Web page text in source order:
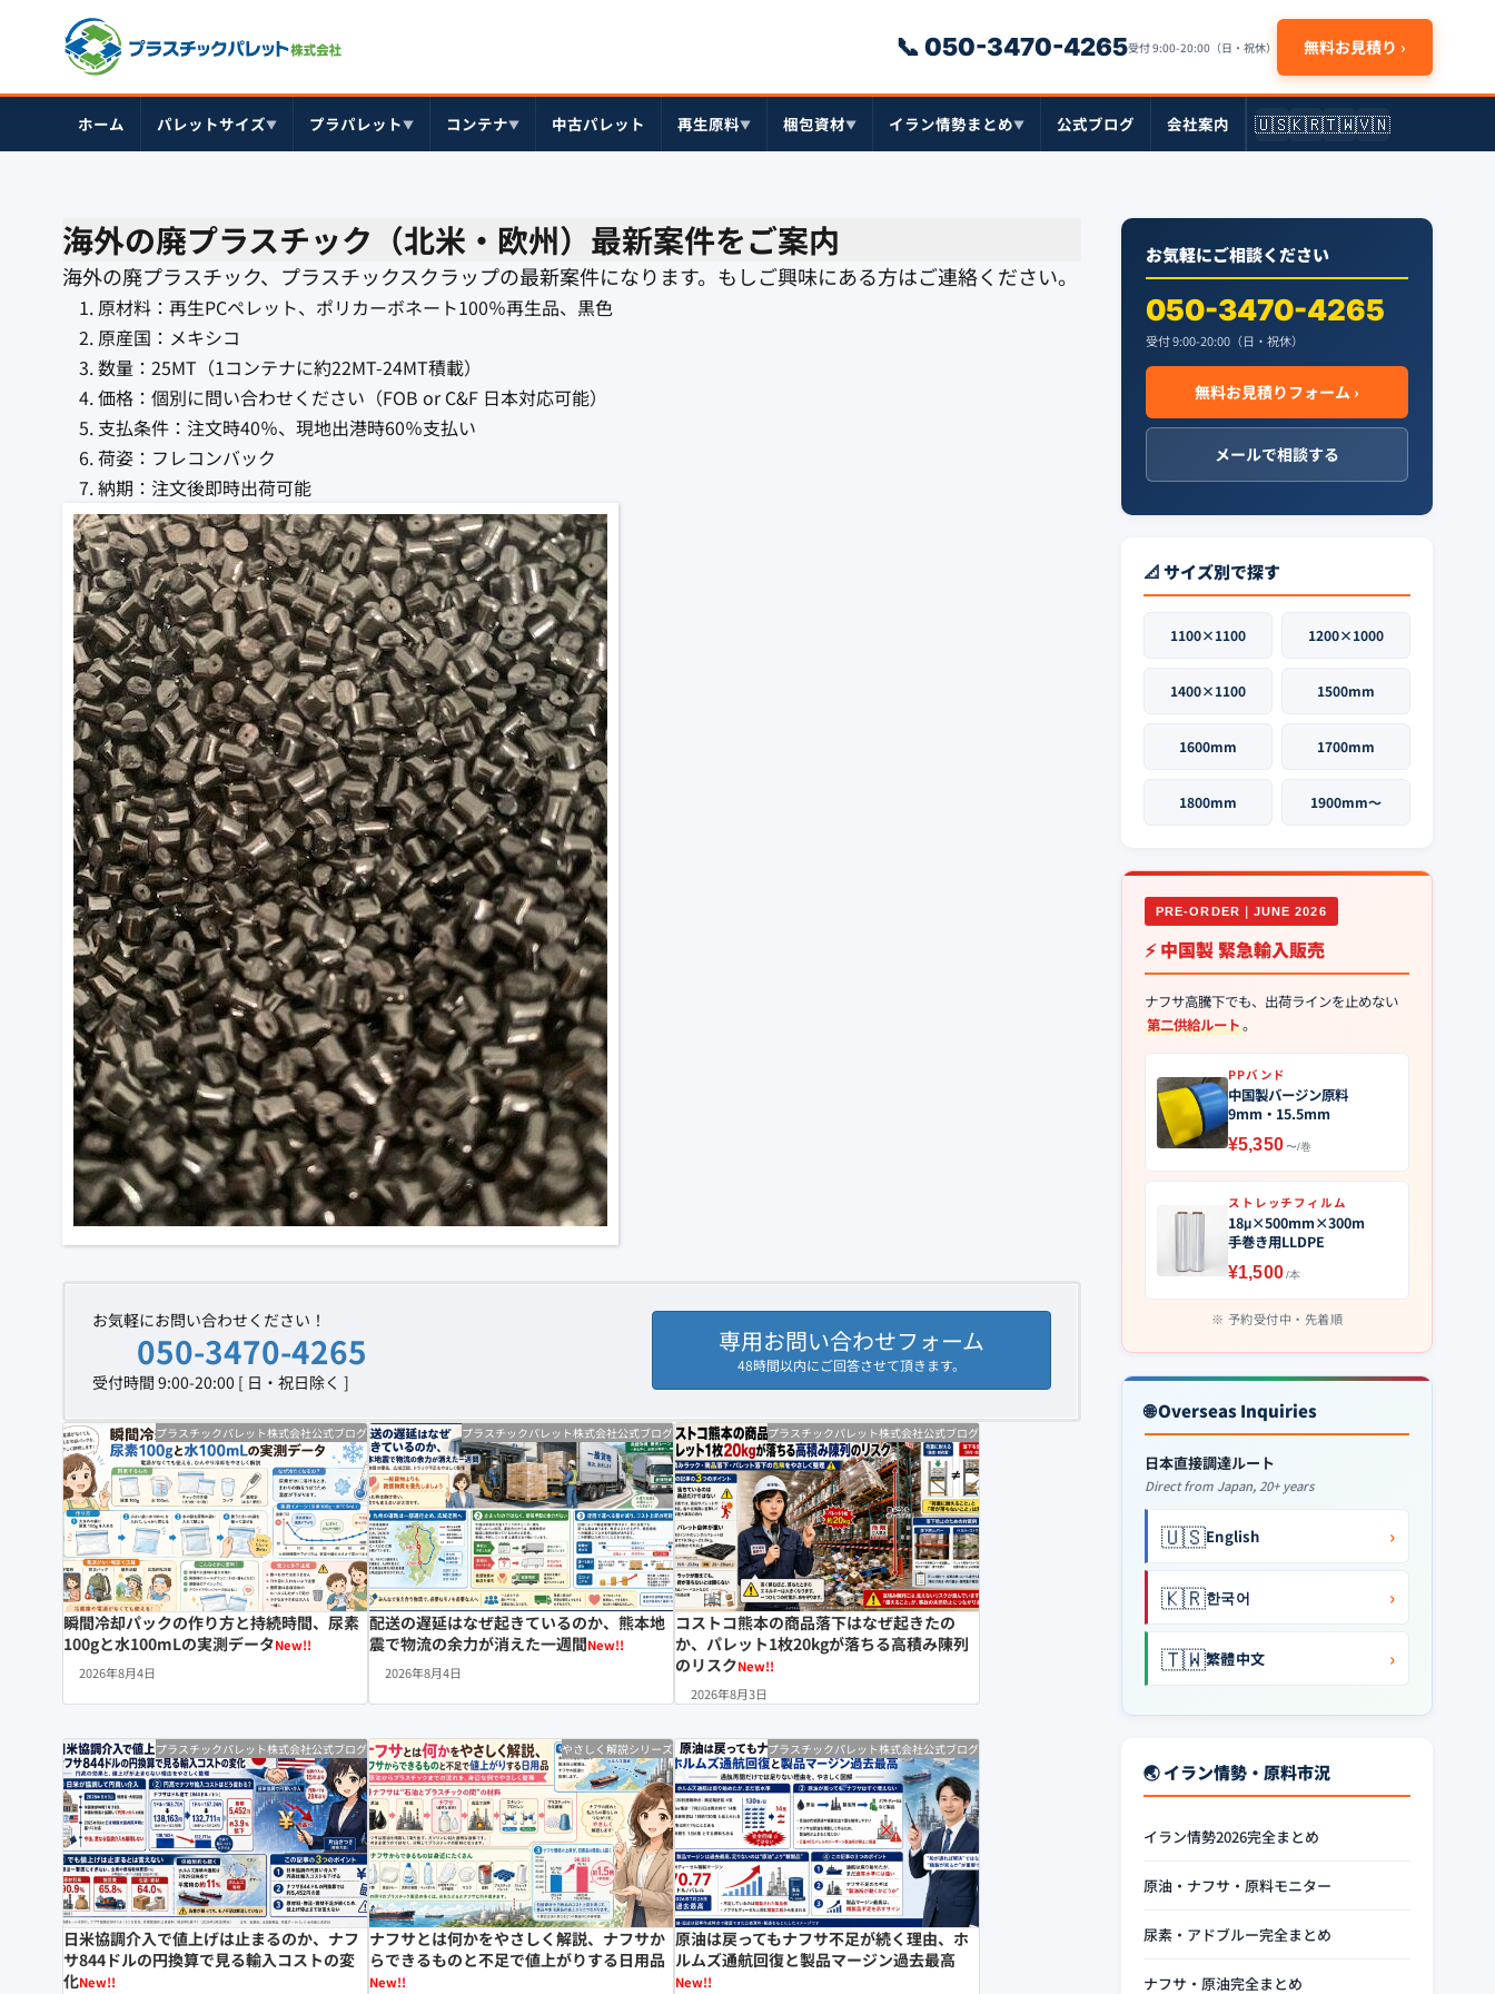
📞 050-3470-4265受付 9:00-20:00（日・祝休） 無料お見積り ›
ホーム パレットサイズ▼ プラパレット▼ コンテナ▼ 中古パレット 再生原料▼ 梱包資材▼ イラン情勢まとめ▼ 公式ブログ 会社案内 🇺🇸🇰🇷🇹🇼🇻🇳
海外の廃プラスチック（北米・欧州）最新案件をご案内
海外の廃プラスチック、プラスチックスクラップの最新案件になります。もしご興味にある方はご連絡ください。
原材料：再生PCペレット、ポリカーボネート100％再生品、黒色
原産国：メキシコ
数量：25MT（1コンテナに約22MT-24MT積載）
価格：個別に問い合わせください（FOB or C&F 日本対応可能）
支払条件：注文時40％、現地出港時60％支払い
荷姿：フレコンバック
納期：注文後即時出荷可能
お気軽にお問い合わせください！
050-3470-4265
受付時間 9:00-20:00 [ 日・祝日除く ]
専用お問い合わせフォーム
48時間以内にご回答させて頂きます。
プラスチックパレット株式会社公式ブログ
瞬間冷却パックの作り方と持続時間、尿素
100gと水100mLの実測データNew!!
2026年8月4日
プラスチックパレット株式会社公式ブログ
配送の遅延はなぜ起きているのか、熊本地
震で物流の余力が消えた一週間New!!
2026年8月4日
プラスチックパレット株式会社公式ブログ
コストコ熊本の商品落下はなぜ起きたの
か、パレット1枚20kgが落ちる高積み陳列
のリスクNew!!
2026年8月3日
プラスチックパレット株式会社公式ブログ
日米協調介入で値上げは止まるのか、ナフ
サ844ドルの円換算で見る輸入コストの変
化New!!
やさしく解説シリーズ
ナフサとは何かをやさしく解説、ナフサか
らできるものと不足で値上がりする日用品
New!!
プラスチックパレット株式会社公式ブログ
原油は戻ってもナフサ不足が続く理由、ホ
ルムズ通航回復と製品マージン過去最高
New!!
お気軽にご相談ください
050-3470-4265
受付 9:00-20:00（日・祝休）
無料お見積りフォーム ›
メールで相談する
📐 サイズ別で探す
1100×1100 1200×1000
1400×1100 1500mm
1600mm 1700mm
1800mm 1900mm〜
PRE-ORDER｜JUNE 2026
⚡ 中国製 緊急輸入販売
ナフサ高騰下でも、出荷ラインを止めない
第二供給ルート。
PPバンド
中国製バージン原料
9mm・15.5mm
¥5,350〜/巻
ストレッチフィルム
18μ×500mm×300m
手巻き用LLDPE
¥1,500/本
予約受付中・先着順
🌐 Overseas Inquiries
日本直接調達ルート
Direct from Japan, 20+ years
🇺🇸English ›
🇰🇷한국어 ›
🇹🇼繁體中文 ›
🌏 イラン情勢・原料市況
イラン情勢2026完全まとめ
原油・ナフサ・原料モニター
尿素・アドブルー完全まとめ
ナフサ・原油完全まとめ